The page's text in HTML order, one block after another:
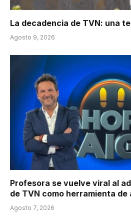
La decadencia de TVN: una
Agosto 9, 2026
Profesora se vuelve viral al
de TVN como herramienta de
Agosto 7, 2026